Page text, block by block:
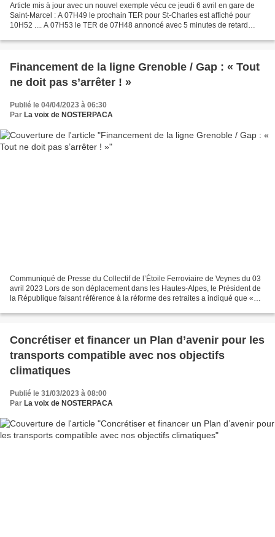
Article mis à jour avec un nouvel exemple vécu ce jeudi 6 avril en gare de
Saint-Marcel : A 07H49 le prochain TER pour St-Charles est affiché pour
10H52 .... A 07H53 le TER de 07H48 annoncé avec 5 minutes de retard
Financement de la ligne Grenoble / Gap : « Tout
ne doit pas s’arrêter ! »
Publié le 04/04/2023 à 06:30
Par La voix de NOSTERPACA
Communiqué de Presse du Collectif de l’Étoile Ferroviaire de Veynes du 03
avril 2023 Lors de son déplacement dans les Hautes-Alpes, le Président de
la République faisant référence à la réforme des retraites a indiqué que «
Concrétiser et financer un Plan d’avenir pour les
transports compatible avec nos objectifs
climatiques
Publié le 31/03/2023 à 08:00
Par La voix de NOSTERPACA